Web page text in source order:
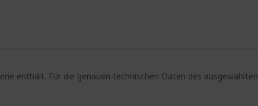
enthält. Für die genauen technischen Daten des